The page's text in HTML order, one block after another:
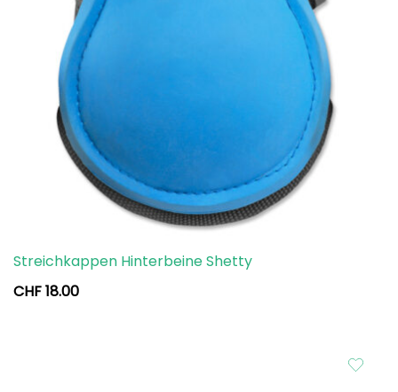
Streichkappen Hinterbeine Shetty
CHF18.00